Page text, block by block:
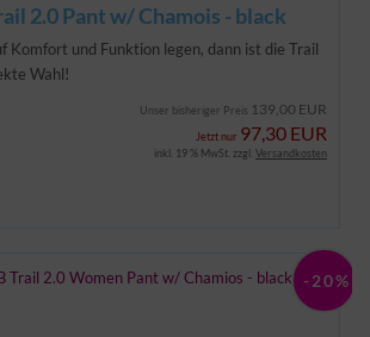
2.0 Pant w/ Chamois - black
Komfort und Funktion legen, dann ist die Trail
Wahl!
Unser bisheriger Preis 139,00 EUR
Jetzt nur 97,30 EUR
inkl. 19 % MwSt. zzgl. Versandkosten
-20%